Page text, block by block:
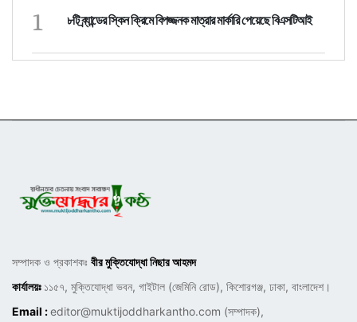
1 ৮টি ব্র্যান্ডের স্কিন ক্রিমে বিপজ্জনক মাত্রার মার্কারি পেয়েছে বিএসটিআই
সম্পাদক ও প্রকাশকঃ বীর মুক্তিযোদ্ধা নিছার আহমদ
কার্যালয়ঃ ১১৫৭, মুক্তিযোদ্ধা ভবন, গাইটাল (জেমিনি রোড), কিশোরগঞ্জ, ঢাকা, বাংলাদেশ।
Email :editor@muktijoddharkantho.com (সম্পাদক),